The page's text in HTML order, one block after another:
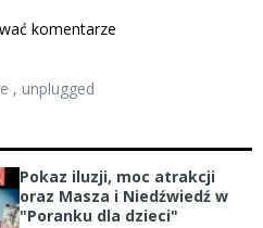
komentarze
, unplugged
Pokaz iluzji, moc atrakcji
oraz Masza i Niedźwiedź w
"Poranku dla dzieci"